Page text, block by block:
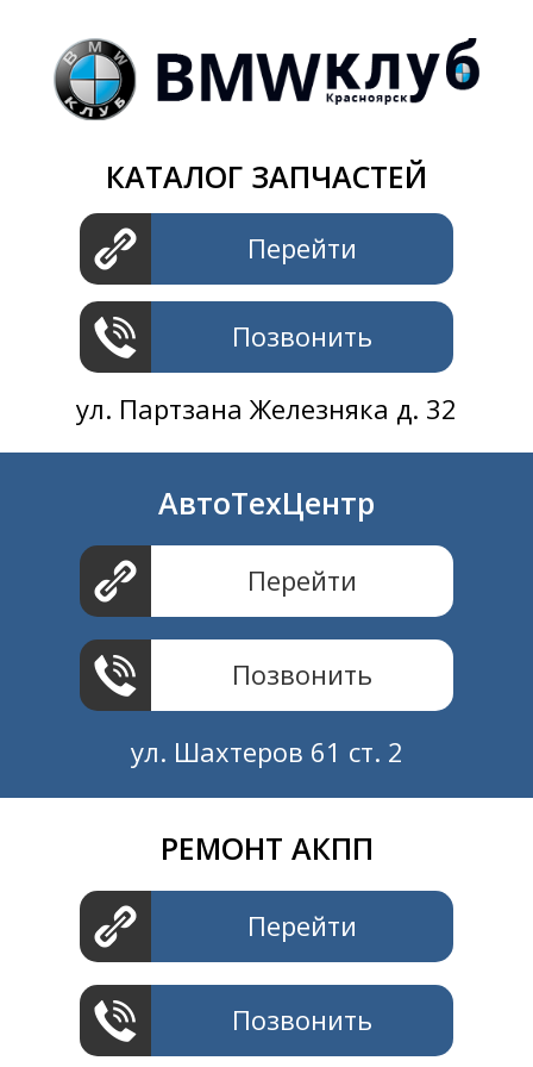
КАТАЛОГ ЗАПЧАСТЕЙ
Перейти
Позвонить
ул. Партзана Железняка д. 32
АвтоТехЦентр
Перейти
Позвонить
ул. Шахтеров 61 ст. 2
РЕМОНТ АКПП
Перейти
Позвонить
+7 391 2801414
ул. Шахтеров 61 ст.2
+7 391 2311414
ул. Шахтеров 61 ст.2